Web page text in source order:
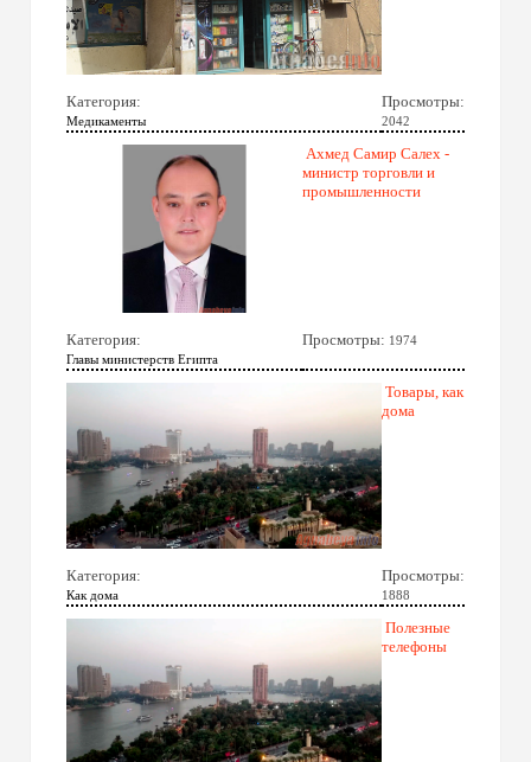
Категория:
Медикаменты
Просмотры:
2042
Ахмед Самир Салех -
министр торговли и
промышленности
Категория:
Главы министерств Египта
Просмотры: 1974
Товары, как
дома
Категория:
Как дома
Просмотры:
1888
Полезные
телефоны